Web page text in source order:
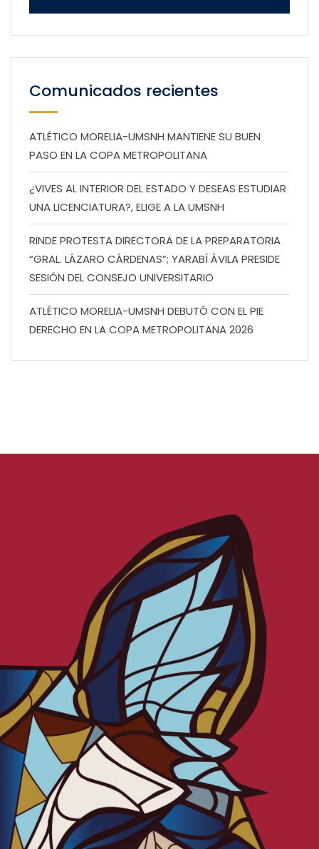
Comunicados recientes
ATLÉTICO MORELIA-UMSNH MANTIENE SU BUEN
PASO EN LA COPA METROPOLITANA
¿VIVES AL INTERIOR DEL ESTADO Y DESEAS ESTUDIAR
UNA LICENCIATURA?, ELIGE A LA UMSNH
RINDE PROTESTA DIRECTORA DE LA PREPARATORIA
“GRAL. LÁZARO CÁRDENAS”; YARABÍ ÁVILA PRESIDE
SESIÓN DEL CONSEJO UNIVERSITARIO
ATLÉTICO MORELIA-UMSNH DEBUTÓ CON EL PIE
DERECHO EN LA COPA METROPOLITANA 2026